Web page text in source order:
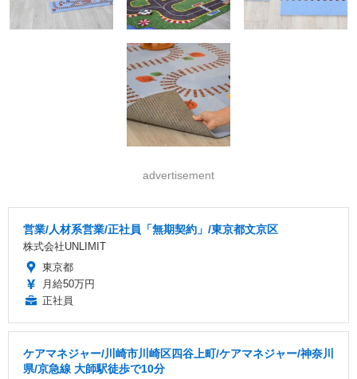
advertisement
営業/人材系営業/正社員「無期契約」/東京都文京区
株式会社UNLIMIT
東京都
月給50万円
正社員
ケアマネジャー/川崎市川崎区四谷上町/ケアマネジャー/神奈川
県/京急線 大師駅徒歩で10分